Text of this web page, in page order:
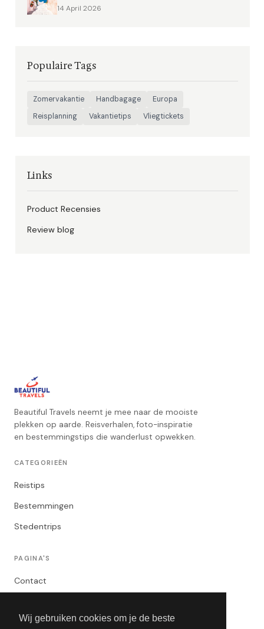
Wij gebruiken cookies om je de beste
14 April 2026
Populaire Tags
Zomervakantie Handbagage
Europa
Reisplanning
Vakantietips Vliegtickets
Links
Product Recensies
Review blog
Beautiful Travels neemt je mee naar de mooiste
plekken op aarde. Reisverhalen, foto-inspiratie
en bestemmingstips die wanderlust opwekken.
CATEGORIEËN
Reistips
Bestemmingen
Stedentrips
PAGINA'S
Contact
Algemene Voorwaarden